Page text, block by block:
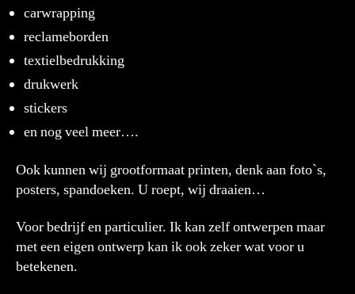
carwrapping
reclameborden
textielbedrukking
drukwerk
stickers
en nog veel meer….
Ook kunnen wij grootformaat printen, denk aan foto`s,
posters, spandoeken. U roept, wij draaien…
Voor bedrijf en particulier. Ik kan zelf ontwerpen maar
met een eigen ontwerp kan ik ook zeker wat voor u
betekenen.